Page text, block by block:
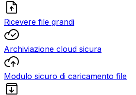
Ricevere file grandi
Archiviazione cloud sicura
Modulo sicuro di caricamento file